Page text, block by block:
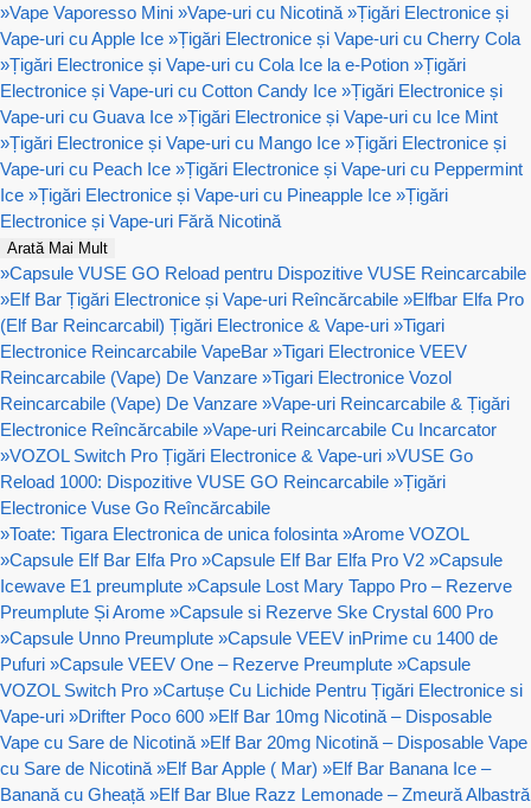
»Vape Vaporesso Mini »Vape-uri cu Nicotină »Țigări Electronice și
Vape-uri cu Apple Ice »Țigări Electronice și Vape-uri cu Cherry Cola
»Țigări Electronice și Vape-uri cu Cola Ice la e-Potion »Țigări
Electronice și Vape-uri cu Cotton Candy Ice »Țigări Electronice și
Vape-uri cu Guava Ice »Țigări Electronice și Vape-uri cu Ice Mint
»Țigări Electronice și Vape-uri cu Mango Ice »Țigări Electronice și
Vape-uri cu Peach Ice »Țigări Electronice și Vape-uri cu Peppermint
Ice »Țigări Electronice și Vape-uri cu Pineapple Ice »Țigări
Electronice și Vape-uri Fără Nicotină
Arată Mai Mult
»Capsule VUSE GO Reload pentru Dispozitive VUSE Reincarcabile
»Elf Bar Țigări Electronice și Vape-uri Reîncărcabile »Elfbar Elfa Pro
(Elf Bar Reincarcabil) Țigări Electronice & Vape-uri »Tigari
Electronice Reincarcabile VapeBar »Tigari Electronice VEEV
Reincarcabile (Vape) De Vanzare »Tigari Electronice Vozol
Reincarcabile (Vape) De Vanzare »Vape-uri Reincarcabile & Țigări
Electronice Reîncărcabile »Vape-uri Reincarcabile Cu Incarcator
»VOZOL Switch Pro Țigări Electronice & Vape-uri »VUSE Go
Reload 1000: Dispozitive VUSE GO Reincarcabile »Țigări
Electronice Vuse Go Reîncărcabile
»Toate: Tigara Electronica de unica folosinta »Arome VOZOL
»Capsule Elf Bar Elfa Pro »Capsule Elf Bar Elfa Pro V2 »Capsule
Icewave E1 preumplute »Capsule Lost Mary Tappo Pro – Rezerve
Preumplute Și Arome »Capsule si Rezerve Ske Crystal 600 Pro
»Capsule Unno Preumplute »Capsule VEEV inPrime cu 1400 de
Pufuri »Capsule VEEV One – Rezerve Preumplute »Capsule
VOZOL Switch Pro »Cartușe Cu Lichide Pentru Țigări Electronice si
Vape-uri »Drifter Poco 600 »Elf Bar 10mg Nicotină – Disposable
Vape cu Sare de Nicotină »Elf Bar 20mg Nicotină – Disposable Vape
cu Sare de Nicotină »Elf Bar Apple ( Mar) »Elf Bar Banana Ice –
Banană cu Gheață »Elf Bar Blue Razz Lemonade – Zmeură Albastră